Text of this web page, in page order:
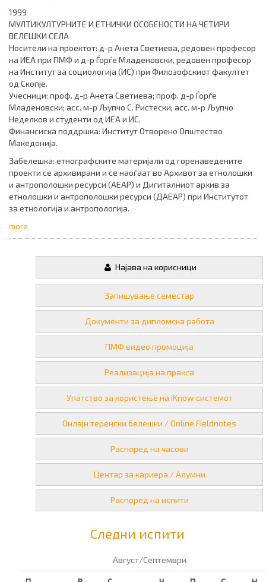
1999
МУЛТИКУЛТУРНИТЕ И ЕТНИЧКИ ОСОБЕНОСТИ НА ЧЕТИРИ
ВЕЛЕШКИ СЕЛА
Носители на проектот: д-р Анета Светиева, редовен професор
на ИЕА при ПМФ и д-р Ѓорѓе Младеновски, редовен професор
на Институт за социологија (ИС) при Филозофскиот факултет
од Скопје.
Учесници: проф. д-р Анета Светиева; проф. д-р Ѓорѓе
Младеновски; асс. м-р Љупчо С. Ристески; асс. м-р Љупчо
Неделков и студенти од ИЕА и ИС.
Финансиска поддршка: Институт Отворено Општество
Македонија.
Забелешка: етнографските материјали од горенаведените
проекти се архивирани и се наоѓаат во Архивот за етнолошки
и антрополошки ресурси (АЕАР) и Дигиталниот архив за
етнолошки и антрополошки ресурси (ДАЕАР) при Институтот
за етнологија и антропологија.
more
Најава на корисници
Запишување семестар
Документи за дипломска работа
ПМФ видео промоција
Реализација на пракса
Упатство за користење на iKnow системот
Онлајн теренски белешки / Online Fieldnotes
Распоред на часови
Центар за кариера / Алумни
Распоред на испити
Следни испити
Август/Септември